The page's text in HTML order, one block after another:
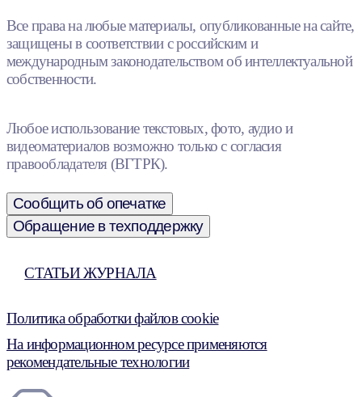
Все права на любые материалы, опубликованные на сайте,
защищены в соответствии с российским и
международным законодательством об интеллектуальной
собственности.
Любое использование текстовых, фото, аудио и
видеоматериалов возможно только с согласия
правообладателя (ВГТРК).
Сообщить об опечатке
Обращение в техподдержку
СТАТЬИ ЖУРНАЛА
Политика обработки файлов cookie
На информационном ресурсе применяются
рекомендательные технологии